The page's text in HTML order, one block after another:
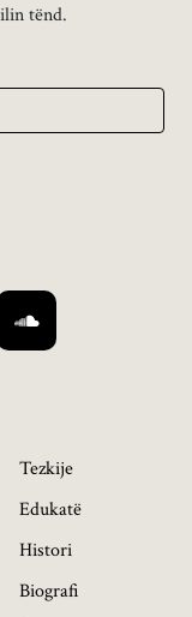
tënd.
Tezkije
Edukatë
Histori
Biografi